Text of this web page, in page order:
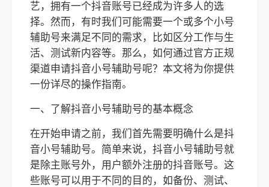
艺，拥有一个抖音账号已经成为许多人的选
择。然而，有时我们可能需要一个或多个小号
辅助号来满足不同的需求，比如区分工作与生
活、测试新内容等。那么，如何通过官方正规
渠道申请抖音小号辅助号呢？本文将为你提供
一份详尽的操作指南。
一、了解抖音小号辅助号的基本概念
在开始申请之前，我们首先需要明确什么是抖
音小号辅助号。简单来说，抖音小号辅助号就
是除主账号外，用户额外注册的抖音账号。这
些账号可以用于不同的目的，如备份、测试、